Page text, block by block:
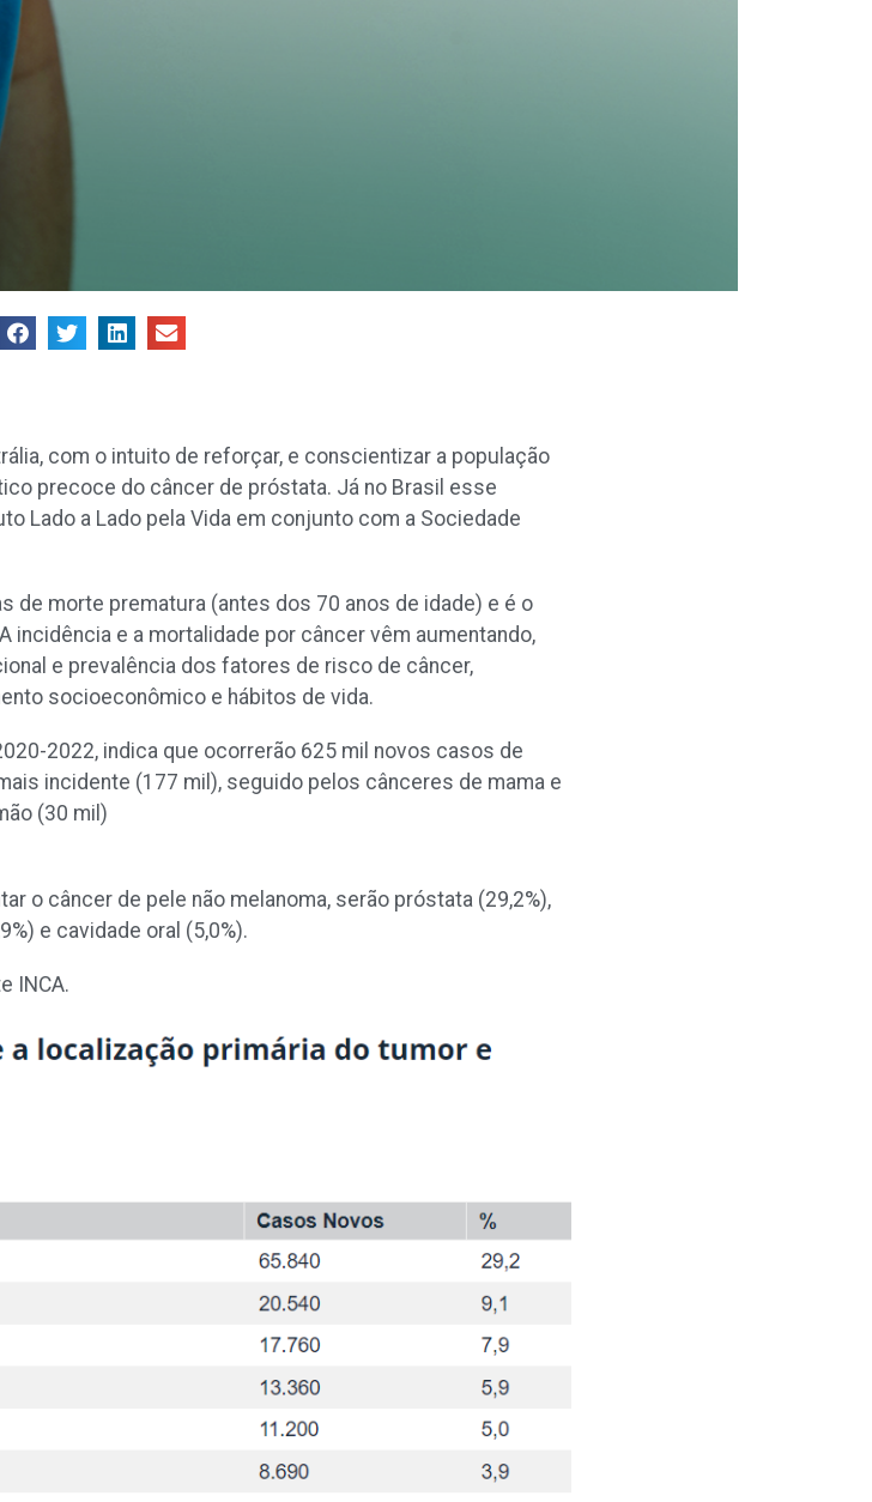
com o intuito de reforçar, e conscientizar a população
precoce do câncer de próstata. Já no Brasil esse
Lado a Lado pela Vida em conjunto com a Sociedade
de morte prematura (antes dos 70 anos de idade) e é o
incidência e a mortalidade por câncer vêm aumentando,
e prevalência dos fatores de risco de câncer,
socioeconômico e hábitos de vida.
2022, indica que ocorrerão 625 mil novos casos de
incidente (177 mil), seguido pelos cânceres de mama e
(30 mil)
o câncer de pele não melanoma, serão próstata (29,2%),
e cavidade oral (5,0%).
INCA.